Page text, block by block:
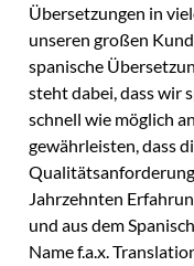
Übersetzungen in
unseren großen
spanische
steht dabei, dass wir
schnell wie möglich
gewährleisten, dass
Jahrzehnten
und aus dem
Name f.a.x.